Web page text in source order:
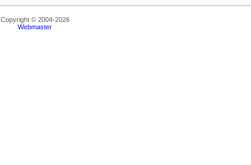
Copyright © 2004-2026
Webmaster